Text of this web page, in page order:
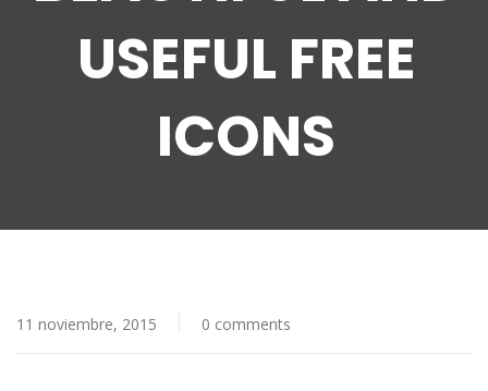
USEFUL FREE
ICONS
11 noviembre, 2015 0 comments